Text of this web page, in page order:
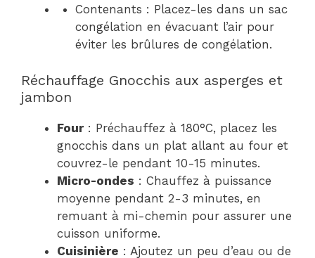
Contenants : Placez-les dans un sac
congélation en évacuant l’air pour
éviter les brûlures de congélation.
Réchauffage Gnocchis aux asperges et
jambon
Four: Préchauffez à 180°C, placez les
gnocchis dans un plat allant au four et
couvrez-le pendant 10-15 minutes.
Micro-ondes : Chauffez à puissance
moyenne pendant 2-3 minutes, en
remuant à mi-chemin pour assurer une
cuisson uniforme.
Cuisinière : Ajoutez un peu d’eau ou de